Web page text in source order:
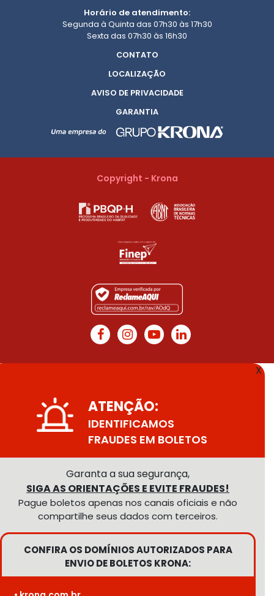
Horário de atendimento:
Segunda à Quinta das 07h30 às 17h30
Sexta das 07h30 às 16h30
CONTATO
LOCALIZAÇÃO
AVISO DE PRIVACIDADE
GARANTIA
Copyright - Krona
X
ATENÇÃO:
IDENTIFICAMOS
FRAUDES EM BOLETOS
Garanta a sua segurança,
SIGA AS ORIENTAÇÕES E EVITE FRAUDES!
Pague boletos apenas nos canais oficiais e não
compartilhe seus dados com terceiros.
CONFIRA OS DOMÍNIOS AUTORIZADOS PARA
ENVIO DE BOLETOS KRONA: